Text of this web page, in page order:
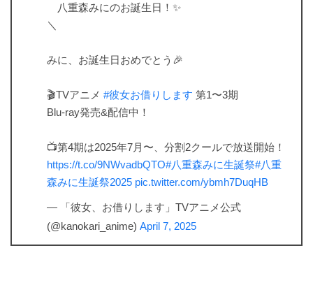
八重森みにのお誕生日！✨
＼
みに、お誕生日おめでとう🎉
🎬TVアニメ #彼女お借りします 第1〜3期
Blu-ray発売&配信中！
📺第4期は2025年7月〜、分割2クールで放送開始！
https://t.co/9NWvadbQTO#八重森みに生誕祭#八重
森みに生誕祭2025 pic.twitter.com/ybmh7DuqHB
— 「彼女、お借りします」TVアニメ公式
(@kanokari_anime) April 7, 2025